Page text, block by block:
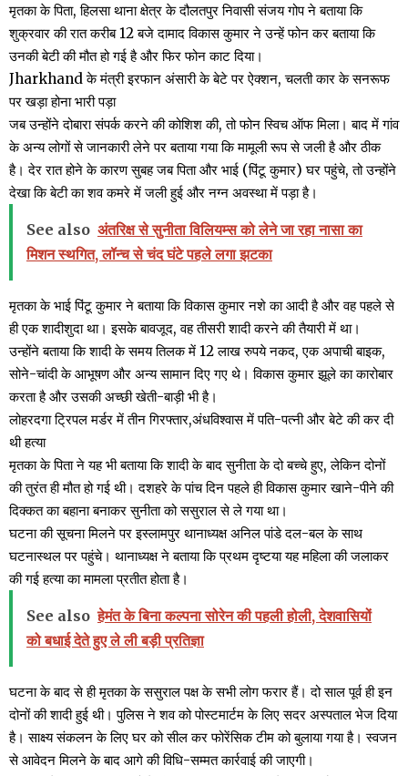
मृतका के पिता, हिलसा थाना क्षेत्र के दौलतपुर निवासी संजय गोप ने बताया कि
शुक्रवार की रात करीब 12 बजे दामाद विकास कुमार ने उन्हें फोन कर बताया कि
उनकी बेटी की मौत हो गई है और फिर फोन काट दिया।
Jharkhand के मंत्री इरफान अंसारी के बेटे पर ऐक्शन, चलती कार के सनरूफ
पर खड़ा होना भारी पड़ा
जब उन्होंने दोबारा संपर्क करने की कोशिश की, तो फोन स्विच ऑफ मिला। बाद में गांव
के अन्य लोगों से जानकारी लेने पर बताया गया कि मामूली रूप से जली है और ठीक
है। देर रात होने के कारण सुबह जब पिता और भाई (पिंटू कुमार) घर पहुंचे, तो उन्होंने
देखा कि बेटी का शव कमरे में जली हुई और नग्न अवस्था में पड़ा है।
See also अंतरिक्ष से सुनीता विलियम्स को लेने जा रहा नासा का
मिशन स्थगित, लॉन्च से चंद घंटे पहले लगा झटका
मृतका के भाई पिंटू कुमार ने बताया कि विकास कुमार नशे का आदी है और वह पहले से
ही एक शादीशुदा था। इसके बावजूद, वह तीसरी शादी करने की तैयारी में था।
उन्होंने बताया कि शादी के समय तिलक में 12 लाख रुपये नकद, एक अपाची बाइक,
सोने-चांदी के आभूषण और अन्य सामान दिए गए थे। विकास कुमार झूले का कारोबार
करता है और उसकी अच्छी खेती-बाड़ी भी है।
लोहरदगा ट्रिपल मर्डर में तीन गिरफ्तार,अंधविश्वास में पति-पत्नी और बेटे की कर दी
थी हत्या
मृतका के पिता ने यह भी बताया कि शादी के बाद सुनीता के दो बच्चे हुए, लेकिन दोनों
की तुरंत ही मौत हो गई थी। दशहरे के पांच दिन पहले ही विकास कुमार खाने-पीने की
दिक्कत का बहाना बनाकर सुनीता को ससुराल से ले गया था।
घटना की सूचना मिलने पर इस्लामपुर थानाध्यक्ष अनिल पांडे दल-बल के साथ
घटनास्थल पर पहुंचे। थानाध्यक्ष ने बताया कि प्रथम दृष्टया यह महिला की जलाकर
की गई हत्या का मामला प्रतीत होता है।
See also हेमंत के बिना कल्पना सोरेन की पहली होली, देशवासियों
को बधाई देते हुए ले ली बड़ी प्रतिज्ञा
घटना के बाद से ही मृतका के ससुराल पक्ष के सभी लोग फरार हैं। दो साल पूर्व ही इन
दोनों की शादी हुई थी। पुलिस ने शव को पोस्टमार्टम के लिए सदर अस्पताल भेज दिया
है। साक्ष्य संकलन के लिए घर को सील कर फोरेंसिक टीम को बुलाया गया है। स्वजन
से आवेदन मिलने के बाद आगे की विधि-सम्मत कार्रवाई की जाएगी।